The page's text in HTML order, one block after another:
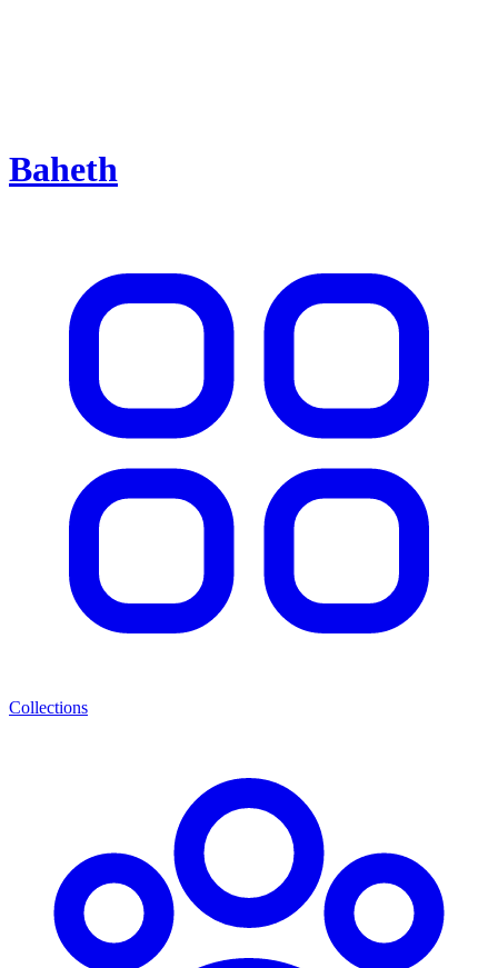
Baheth
Collections